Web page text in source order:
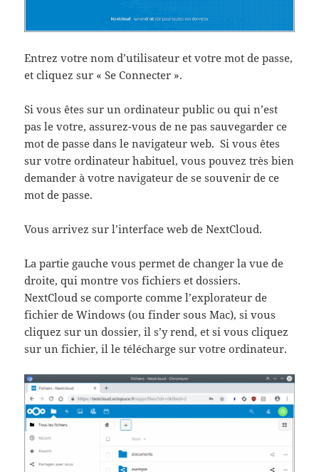
Entrez votre nom d’utilisateur et votre mot de passe,
et cliquez sur « Se Connecter ».
Si vous êtes sur un ordinateur public ou qui n’est
pas le votre, assurez-vous de ne pas sauvegarder ce
mot de passe dans le navigateur web. Si vous êtes
sur votre ordinateur habituel, vous pouvez très bien
demander à votre navigateur de se souvenir de ce
mot de passe.
Vous arrivez sur l’interface web de NextCloud.
La partie gauche vous permet de changer la vue de
droite, qui montre vos fichiers et dossiers.
NextCloud se comporte comme l’explorateur de
fichier de Windows (ou finder sous Mac), si vous
cliquez sur un dossier, il s’y rend, et si vous cliquez
sur un fichier, il le télécharge sur votre ordinateur.